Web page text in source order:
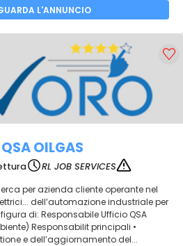
L'ANNUNCIO
OILGAS
RL JOB SERVICES
per azienda cliente operante nel
dell’automazione industriale per
di: Responsabile Ufficio QSA
Responsabilit principali •
e dell’aggiornamento del...